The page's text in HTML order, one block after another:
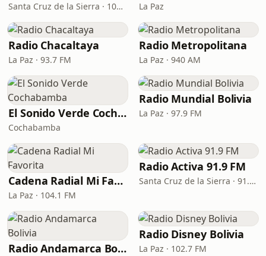
Santa Cruz de la Sierra · 105.1 FM La Paz
Radio Chacaltaya
La Paz · 93.7 FM
Radio Metropolitana
La Paz · 940 AM
El Sonido Verde Cochabamba
Cochabamba
Radio Mundial Bolivia
La Paz · 97.9 FM
Cadena Radial Mi Favorita
La Paz · 104.1 FM
Radio Activa 91.9 FM
Santa Cruz de la Sierra · 91.9 FM
Radio Andamarca Bolivia
Radio Disney Bolivia
La Paz · 102.7 FM